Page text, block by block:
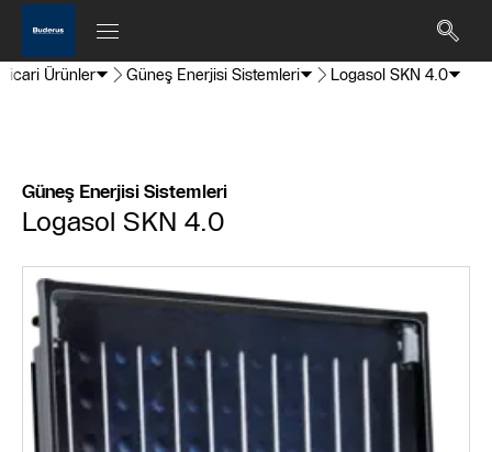
Ticari Ürünler Güneş Enerjisi Sistemleri Logasol SKN 4.0
Güneş Enerjisi Sistemleri
Logasol SKN 4.0